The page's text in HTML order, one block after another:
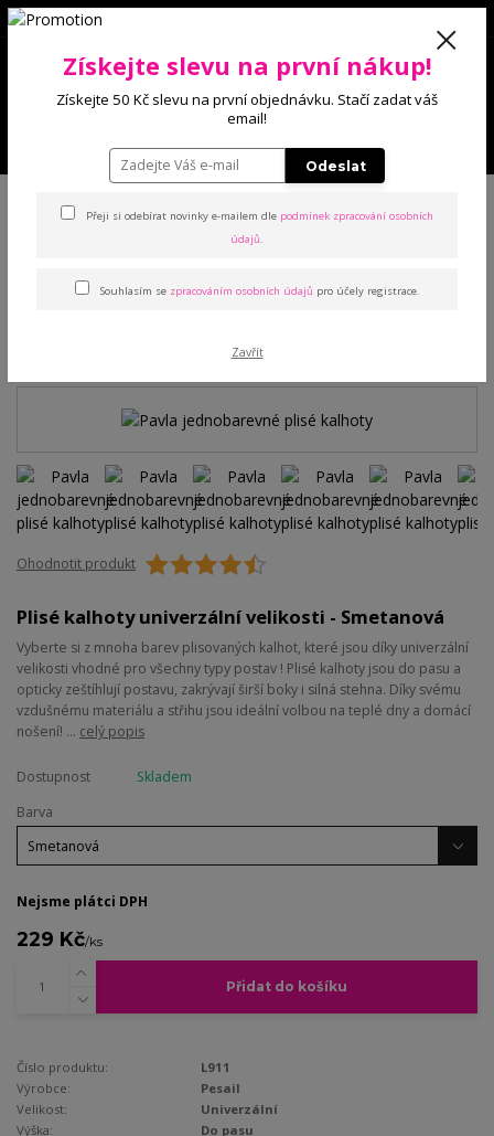
0 Kč
kalhoty
Ohodnotit produkt
Plisé kalhoty univerzální velikosti - Smetanová
Vyberte si z mnoha barev plisovaných kalhot, které jsou díky univerzální
velikosti vhodné pro všechny typy postav ! Plisé kalhoty jsou do pasu a
opticky zeštíhlují postavu, zakrývají širší boky i silná stehna. Díky svému
vzdušnému materiálu a střihu jsou ideální volbou na teplé dny a domácí
nošení! ... celý popis
Dostupnost
Skladem
Barva
Nejsme plátci DPH
229 Kč/ks
Přidat do košíku
Číslo produktu:
L911
Výrobce:
Pesail
Velikost:
Univerzální
Výška:
Do pasu
Získejte slevu na první nákup!
Získejte 50 Kč slevu na první objednávku. Stačí zadat váš
email!
Odeslat
Přeji si odebírat novinky e-mailem dle podmínek zpracování osobních
údajů.
Souhlasím se zpracováním osobních údajů pro účely registrace.
Zavřít